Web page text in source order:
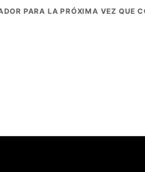
PARA LA PRÓXIMA VEZ QUE